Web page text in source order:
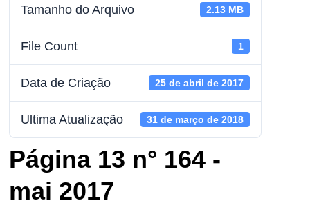
Tamanho do Arquivo 2.13 MB
File Count 1
Data de Criação 25 de abril de 2017
Ultima Atualização 31 de março de 2018
Página 13 n° 164 -
mai 2017